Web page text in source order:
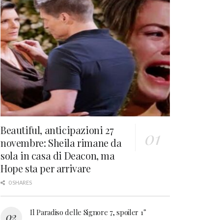
Beautiful, anticipazioni 27
novembre: Sheila rimane da
sola in casa di Deacon, ma
Hope sta per arrivare
0 SHARES
Il Paradiso delle Signore 7, spoiler 1°